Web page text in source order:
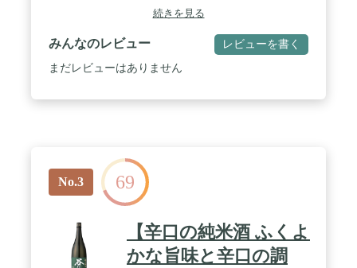
韻には心地よいミネラル感 / 水芭蕉の花が最も連想
続きを見る
みんなのレビュー レビューを書く
まだレビューはありません
No.3 69
【辛口の純米酒 ふくよ
かな旨味と辛口の調